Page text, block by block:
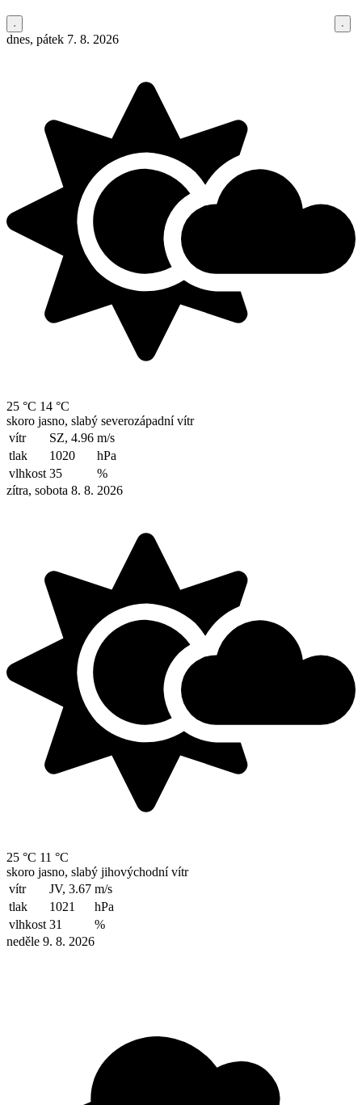
dnes, pátek 7. 8. 2026
25 °C 14 °C
skoro jasno, slabý severozápadní vítr
vítr
SZ, 4.96 m/s
tlak
1020
hPa
vlhkost 35
%
zítra, sobota 8. 8. 2026
25 °C 11 °C
skoro jasno, slabý jihovýchodní vítr
vítr
JV, 3.67 m/s
tlak
1021
hPa
vlhkost 31
%
neděle 9. 8. 2026